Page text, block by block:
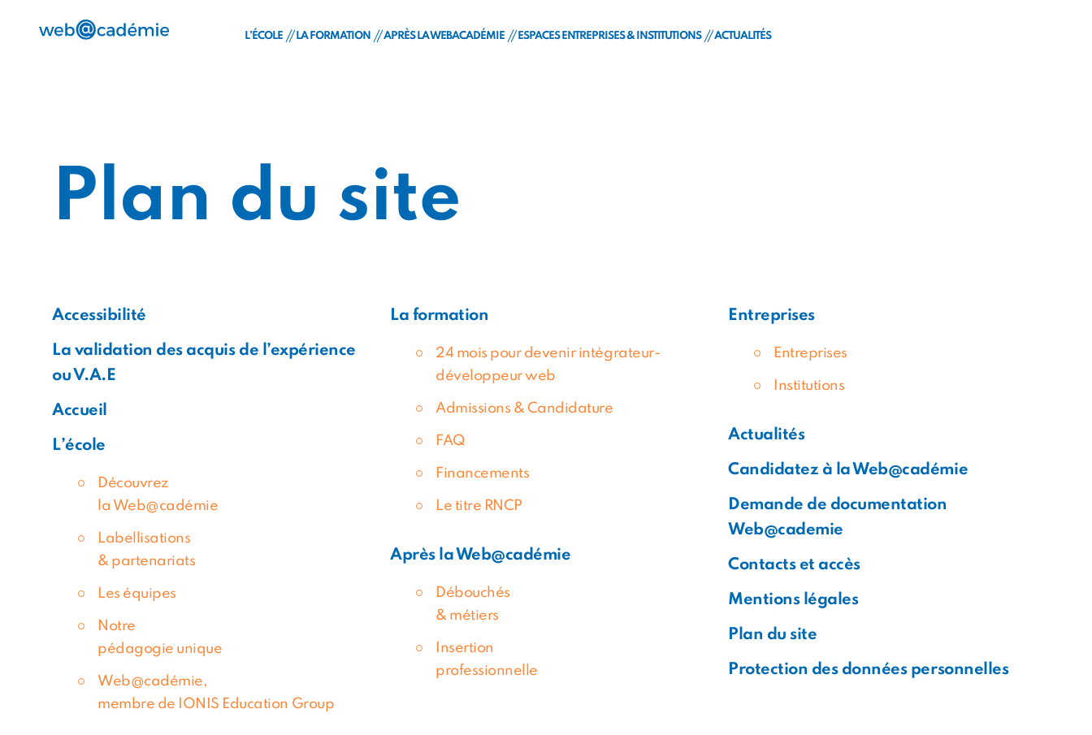
L’ÉCOLE
Le Groupe IONIS
LA FORMATION
Le titre RNCP
APRÈS LA WEBACADÉMIE ESPACES ENTREPRISES & INSTITUTIONS ACTUALITÉS
Plan du site
Accessibilité
La validation des acquis de l’expérience
ou V.A.E
Accueil
L’école
Découvrez
la Web@cadémie
Labellisations
& partenariats
Les équipes
Notre
pédagogie unique
Web@cadémie,
membre de IONIS Education Group
La formation
24 mois pour devenir intégrateur-
développeur web
Admissions & Candidature
FAQ
Financements
Le titre RNCP
Après la Web@cadémie
Débouchés
& métiers
Insertion
professionnelle
Entreprises
Entreprises
Institutions
Actualités
Candidatez à la Web@cadémie
Demande de documentation
Web@cademie
Contacts et accès
Mentions légales
Plan du site
Protection des données personnelles